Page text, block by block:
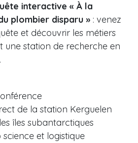
interactive « À la
plombier disparu » : venez
et découvrir les métiers
une station de recherche en
de la station Kerguelen
îles subantarctiques
science et logistique